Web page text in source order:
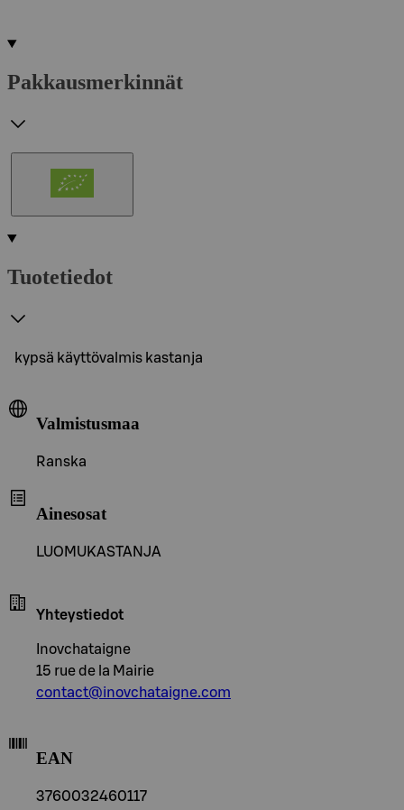
Pakkausmerkinnät
Tuotetiedot
kypsä käyttövalmis kastanja
Valmistusmaa
Ranska
Ainesosat
LUOMUKASTANJA
Yhteystiedot
Inovchataigne
15 rue de la Mairie
contact@inovchataigne.com
EAN
3760032460117